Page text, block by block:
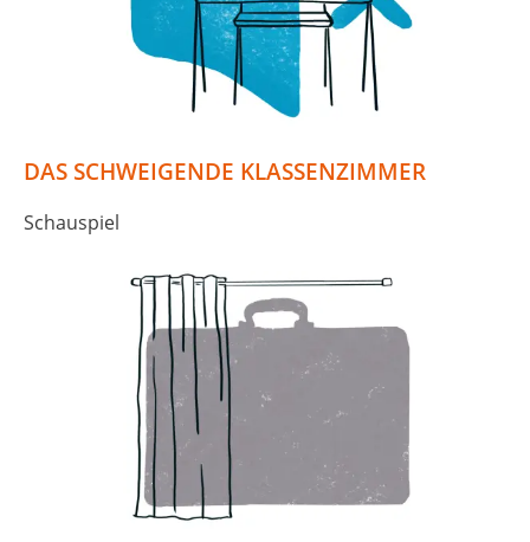
DAS SCHWEIGENDE KLASSENZIMMER
Schauspiel